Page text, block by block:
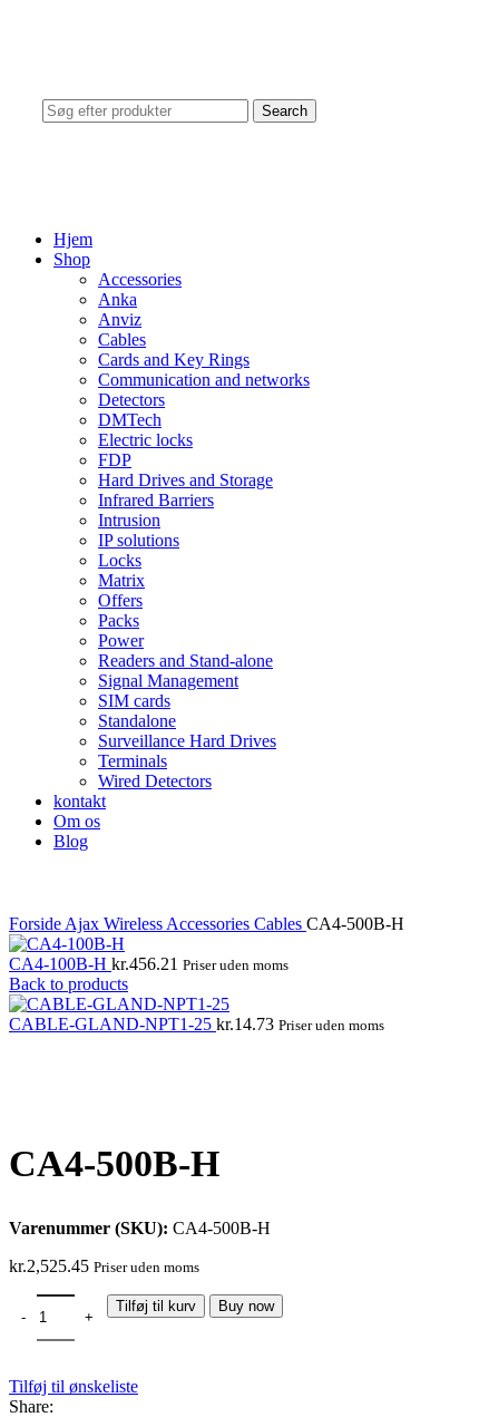
Search
Hjem
Shop
Accessories
Anka
Anviz
Cables
Cards and Key Rings
Communication and networks
Detectors
DMTech
Electric locks
FDP
Hard Drives and Storage
Infrared Barriers
Intrusion
IP solutions
Locks
Matrix
Offers
Packs
Power
Readers and Stand-alone
Signal Management
SIM cards
Standalone
Surveillance Hard Drives
Terminals
Wired Detectors
kontakt
Om os
Blog
Forside Ajax Wireless Accessories Cables CA4-500B-H
CA4-100B-H kr.456.21 Priser uden moms
Back to products
CABLE-GLAND-NPT1-25 kr.14.73 Priser uden moms
CA4-500B-H
Varenummer (SKU): CA4-500B-H
kr.2,525.45 Priser uden moms
Tilføj til kurv Buy now
Tilføj til ønskeliste
Share: